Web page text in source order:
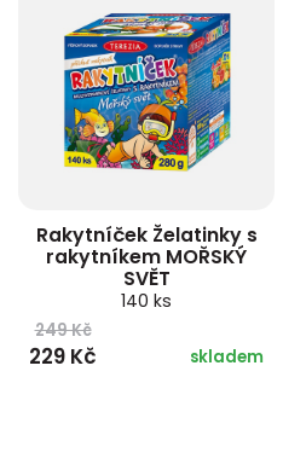
Rakytníček Želatinky s
rakytníkem MOŘSKÝ
SVĚT
140 ks
249 Kč
229 Kč skladem